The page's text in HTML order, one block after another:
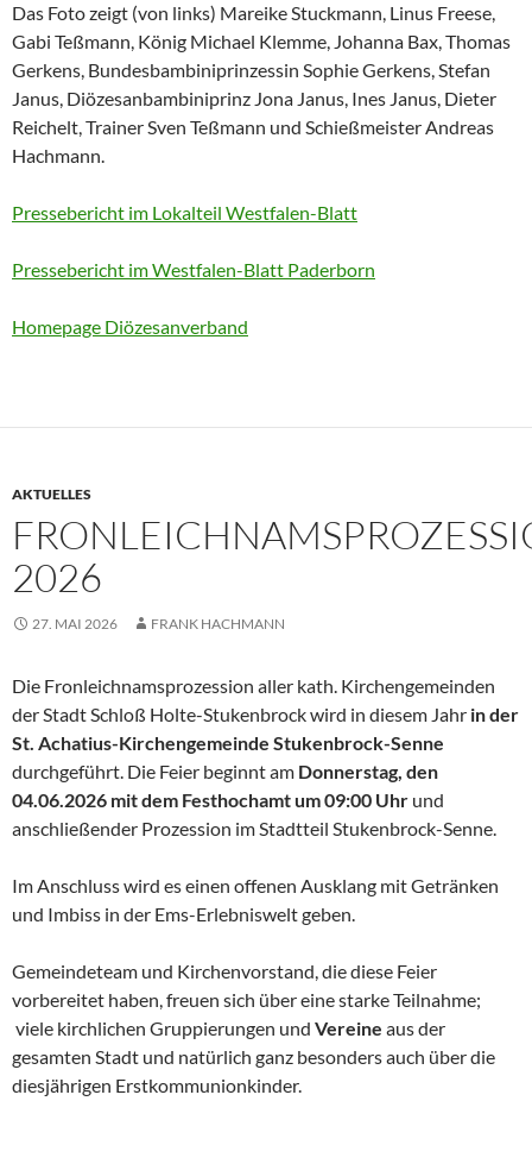
Das Foto zeigt (von links) Mareike Stuckmann, Linus Freese,
Gabi Teßmann, König Michael Klemme, Johanna Bax, Thomas
Gerkens, Bundesbambiniprinzessin Sophie Gerkens, Stefan
Janus, Diözesanbambiniprinz Jona Janus, Ines Janus, Dieter
Reichelt, Trainer Sven Teßmann und Schießmeister Andreas
Hachmann.
Pressebericht im Lokalteil Westfalen-Blatt
Pressebericht im Westfalen-Blatt Paderborn
Homepage Diözesanverband
AKTUELLES
2026
27. MAI 2026 FRANK HACHMANN
Die Fronleichnamsprozession aller kath. Kirchengemeinden
der Stadt Schloß Holte-Stukenbrock wird in diesem Jahr in der
St. Achatius-Kirchengemeinde Stukenbrock-Senne
durchgeführt. Die Feier beginnt am Donnerstag, den
04.06.2026 mit dem Festhochamt um 09:00 Uhr und
anschließender Prozession im Stadtteil Stukenbrock-Senne.
Im Anschluss wird es einen offenen Ausklang mit Getränken
und Imbiss in der Ems-Erlebniswelt geben.
Gemeindeteam und Kirchenvorstand, die diese Feier
vorbereitet haben, freuen sich über eine starke Teilnahme;
viele kirchlichen Gruppierungen und Vereine aus der
gesamten Stadt und natürlich ganz besonders auch über die
diesjährigen Erstkommunionkinder.